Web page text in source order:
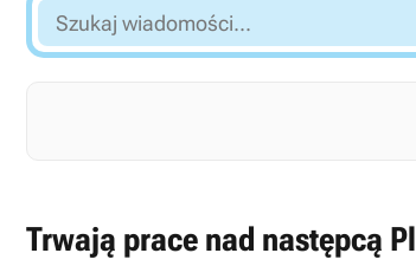
Szukaj
wiadomości...
Trwają prace nad następcą